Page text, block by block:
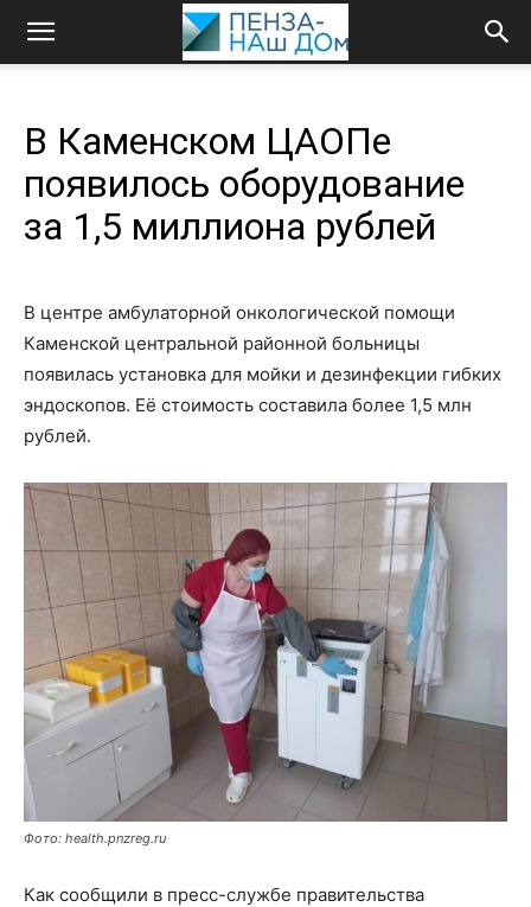
В Каменском ЦАОПе
появилось оборудование
за 1,5 миллиона рублей
В центре амбулаторной онкологической помощи
Каменской центральной районной больницы
появилась установка для мойки и дезинфекции гибких
эндоскопов. Её стоимость составила более 1,5 млн
рублей.
Фото: health.pnzreg.ru
Как сообщили в пресс-службе правительства